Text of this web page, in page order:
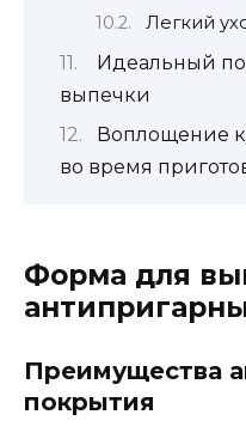
Легкий
Идеальный
выпечки
Воплощение
во время
Форма для
Преимущества
покрытия